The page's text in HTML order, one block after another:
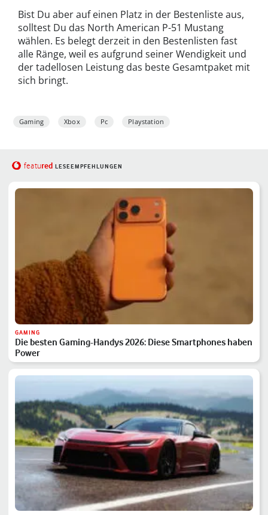
Bist Du aber auf einen Platz in der Bestenliste aus,
solltest Du das North American P-51 Mustang
wählen. Es belegt derzeit in den Bestenlisten fast
alle Ränge, weil es aufgrund seiner Wendigkeit und
der tadellosen Leistung das beste Gesamtpaket mit
sich bringt.
Gaming Xbox Pc Playstation
featured LESEEMPFEHLUNGEN
GAMING
Die besten Gaming-Handys 2026: Diese Smartphones haben
Power